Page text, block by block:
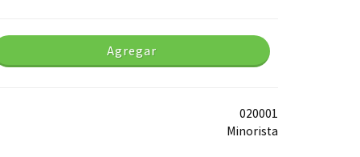
Agregar
020001
Minorista